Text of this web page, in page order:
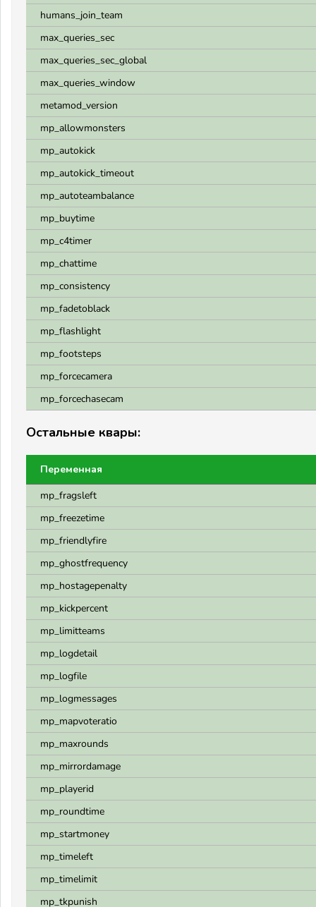
humans_join_team
max_queries_sec
max_queries_sec_global
max_queries_window
metamod_version
mp_allowmonsters
mp_autokick
mp_autokick_timeout
mp_autoteambalance
mp_buytime
mp_c4timer
mp_chattime
mp_consistency
mp_fadetoblack
mp_flashlight
mp_footsteps
mp_forcecamera
mp_forcechasecam
Остальные квары:
Переменная
mp_fragsleft
mp_freezetime
mp_friendlyfire
mp_ghostfrequency
mp_hostagepenalty
mp_kickpercent
mp_limitteams
mp_logdetail
mp_logfile
mp_logmessages
mp_mapvoteratio
mp_maxrounds
mp_mirrordamage
mp_playerid
mp_roundtime
mp_startmoney
mp_timeleft
mp_timelimit
mp_tkpunish